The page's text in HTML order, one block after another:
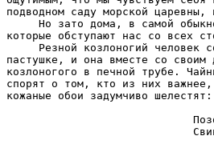
подводном саду морской
Но зато дома, в самой
которые обступают нас со всех
Резной козлоногий человек
пастушке, и она вместе со своим
козлоногого в печной трубе.
спорят о том, кто из них важнее,
кожаные обои задумчиво шелестят: